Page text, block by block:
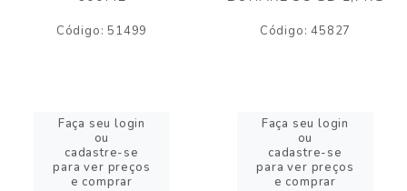
Código: 51499
Faça seu login
ou
cadastre-se
para ver preços
e comprar
Código: 45827
Faça seu login
ou
cadastre-se
para ver preços
e comprar